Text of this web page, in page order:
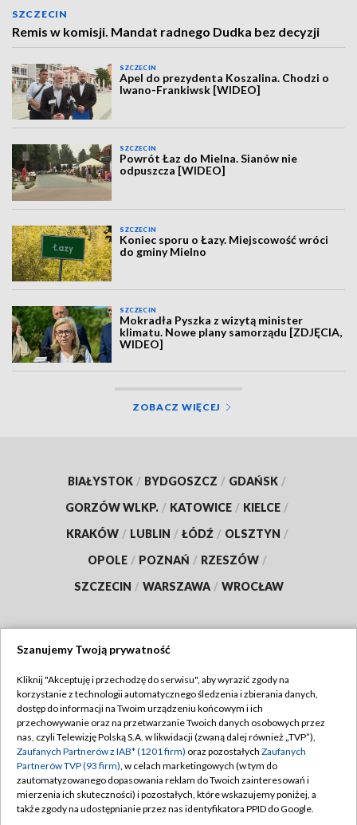
SZCZECIN
Remis w komisji. Mandat radnego Dudka bez decyzji
SZCZECIN
Apel do prezydenta Koszalina. Chodzi o
Iwano-Frankiwsk [WIDEO]
SZCZECIN
Powrót Łaz do Mielna. Sianów nie
odpuszcza [WIDEO]
SZCZECIN
Koniec sporu o Łazy. Miejscowość wróci
do gminy Mielno
SZCZECIN
Mokradła Pyszka z wizytą minister
klimatu. Nowe plany samorządu [ZDJĘCIA,
WIDEO]
ZOBACZ WIĘCEJ
BIAŁYSTOK / BYDGOSZCZ / GDAŃSK /
GORZÓW WLKP. / KATOWICE / KIELCE /
KRAKÓW / LUBLIN / ŁÓDŹ / OLSZTYN /
OPOLE / POZNAŃ / RZESZÓW /
SZCZECIN / WARSZAWA / WROCŁAW
TVP
Abonament TVP
Emisja w TVP
Centrum informacji TVP
Naziemna Telewizja Cyfrowa
Regulamin TVP
Polityka prywatności
Moje zgody
Pomoc
Szanujemy Twoją prywatność
Kliknij "Akceptuję i przechodzę do serwisu", aby wyrazić zgody na
korzystanie z technologii automatycznego śledzenia i zbierania danych,
dostęp do informacji na Twoim urządzeniu końcowym i ich
przechowywanie oraz na przetwarzanie Twoich danych osobowych przez
nas, czyli Telewizję Polską S.A. w likwidacji (zwaną dalej również „TVP”),
Zaufanych Partnerów z IAB* (1201 firm) oraz pozostałych Zaufanych
Partnerów TVP (93 firm), w celach marketingowych (w tym do
zautomatyzowanego dopasowania reklam do Twoich zainteresowań i
mierzenia ich skuteczności) i pozostałych, które wskazujemy poniżej, a
także zgody na udostępnianie przez nas identyfikatora PPID do Google.